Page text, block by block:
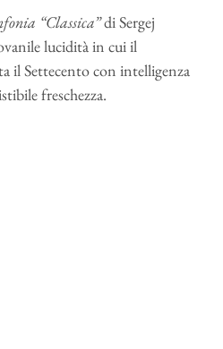
“Classica”di Sergej
lucidità in cui il
il Settecento con intelligenza
freschezza.